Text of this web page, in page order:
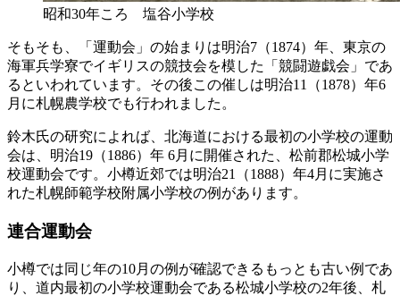
昭和30年ころ 塩谷小学校
そもそも、「運動会」の始まりは明治7（1874）年、東京の
海軍兵学寮でイギリスの競技会を模した「競闘遊戯会」であ
るといわれています。その後この催しは明治11（1878）年6
月に札幌農学校でも行われました。
鈴木氏の研究によれば、北海道における最初の小学校の運動
会は、明治19（1886）年 6月に開催された、松前郡松城小学
校運動会です。小樽近郊では明治21（1888）年4月に実施さ
れた札幌師範学校附属小学校の例があります。
連合運動会
小樽では同じ年の10月の例が確認できるもっとも古い例であ
り、道内最初の小学校運動会である松城小学校の2年後、札